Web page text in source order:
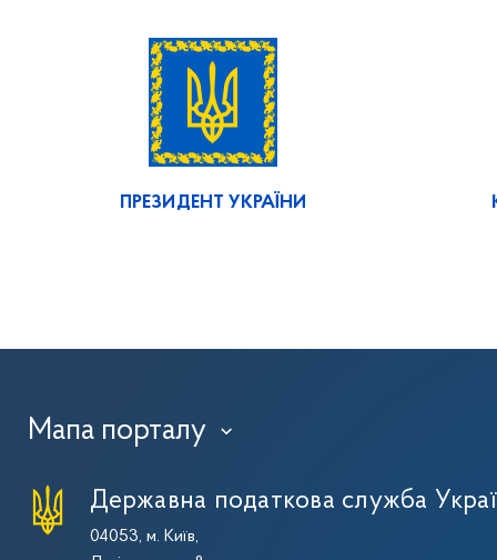
ПРЕЗИДЕНТ УКРАЇНИ
Мапа порталу ›
Державна податкова служба
04053, м. Київ,